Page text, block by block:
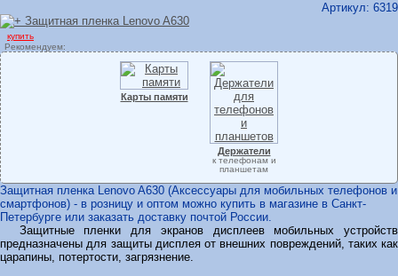
Артикул: 6319
купить
Рекомендуем:
Карты памяти
Держатели
к телефонам и
планшетам
Защитная пленка Lenovo A630 (Аксессуары для мобильных телефонов и
смартфонов) - в розницу и оптом можно купить в магазине в Санкт-
Петербурге или заказать доставку почтой России.
Защитные пленки для экранов дисплеев мобильных устройств
предназначены для защиты дисплея от внешних повреждений, таких как
царапины, потертости, загрязнение.